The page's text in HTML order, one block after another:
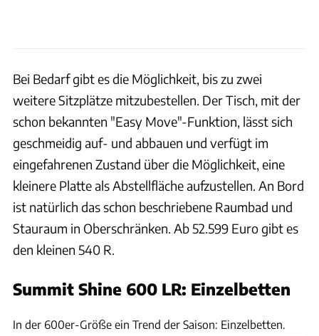
Bei Bedarf gibt es die Möglichkeit, bis zu zwei
weitere Sitzplätze mitzubestellen. Der Tisch, mit der
schon bekannten "Easy Move"-Funktion, lässt sich
geschmeidig auf- und abbauen und verfügt im
eingefahrenen Zustand über die Möglichkeit, eine
kleinere Platte als Abstellfläche aufzustellen. An Bord
ist natürlich das schon beschriebene Raumbad und
Stauraum in Oberschränken. Ab 52.599 Euro gibt es
den kleinen 540 R.
Summit Shine 600 LR: Einzelbetten
Nane Rauscher
In der 600er-Größe ein Trend der Saison: Einzelbetten.